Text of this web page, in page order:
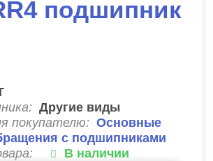
подшипник
Другие виды
покупателю: Основные
с подшипниками
В наличии